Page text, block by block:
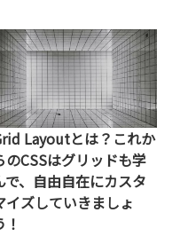
Layoutとは？これか
のCSSはグリッドも学
で、自由自在にカスタ
イズしていきましょ
！